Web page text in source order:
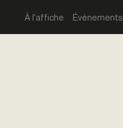
À l'affiche Évènements